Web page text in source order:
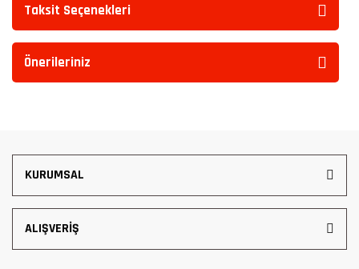
Taksit Seçenekleri
Önerileriniz
KURUMSAL
ALIŞVERİŞ